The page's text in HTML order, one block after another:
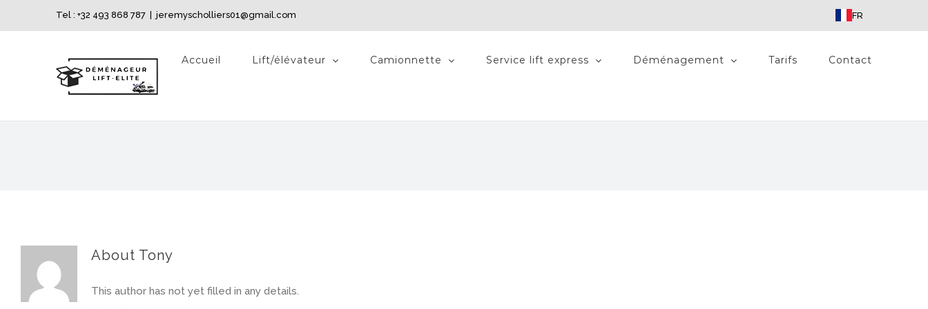
to
Tel : +32 493 868 787 jeremyscholliers01@gmail.com FR
Accueil Lift/élévateur Camionnette Service lift express Déménagement Tarifs Contact
About Tony
This author has not yet filled in any details.